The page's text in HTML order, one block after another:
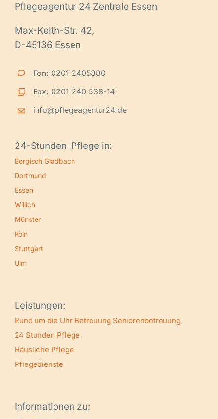
Pflegeagentur 24 Zentrale Essen
Max-Keith-Str. 42,
D-45136 Essen
Fon: 0201 2405380
Fax: 0201 240 538-14
info@pflegeagentur24.de
24-Stunden-Pflege in:
Bergisch Gladbach
Dortmund
Essen
Willich
Münster
Köln
Stuttgart
Ulm
Leistungen:
Rund um die Uhr Betreuung Seniorenbetreuung
24 Stunden Pflege
Häusliche Pflege
Pflegedienste
Informationen zu: